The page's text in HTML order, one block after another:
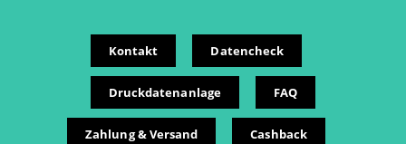
Kontakt Datencheck
Druckdatenanlage FAQ
Zahlung & Versand Cashback